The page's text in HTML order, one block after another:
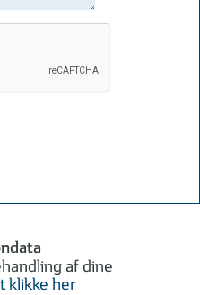
af dine
klikke her